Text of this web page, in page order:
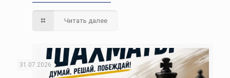
Читать далее
31.07.2026